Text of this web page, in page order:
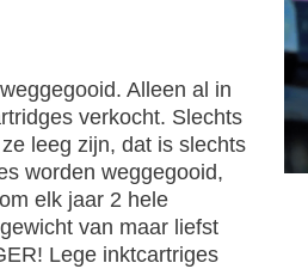
Alleen al in
verkocht. Slechts
leeg zijn, dat is slechts
worden weggegooid,
elk jaar 2 hele
van maar liefst
Lege inktcartriges